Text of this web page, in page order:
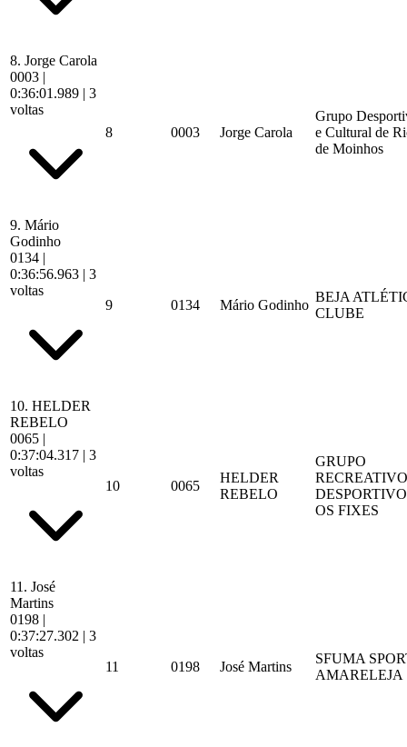
8. Jorge Carola
0003 |
0:36:01.989 | 3
voltas
8
0003 Jorge Carola
Grupo
e Cultural de
de Moinhos
9. Mário
Godinho
0134 |
0:36:56.963 | 3
voltas
9
0134 Mário Godinho
BEJA
CLUBE
10. HELDER
REBELO
0065 |
0:37:04.317 | 3
voltas
10
0065
HELDER
REBELO
GRUPO
DESPORTIVO
OS FIXES
11. José
Martins
0198 |
0:37:27.302 | 3
voltas
11
0198 José Martins
SFUMA
AMARELEJA